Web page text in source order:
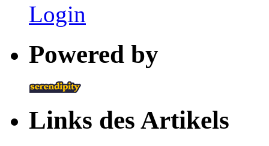
Login
Powered by
Links des Artikels